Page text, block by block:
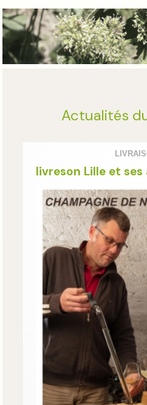
Actualités
livreson Lille et